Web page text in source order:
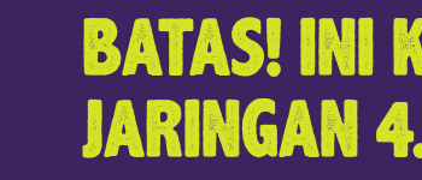
BATAS! INI
JARINGAN